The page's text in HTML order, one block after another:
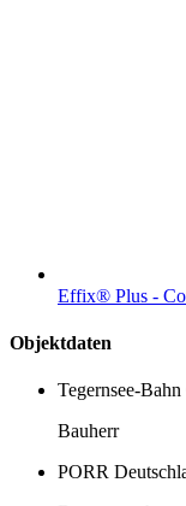
Effix® Plus -
Objektdaten
Tegernsee-
Bauherr
PORR